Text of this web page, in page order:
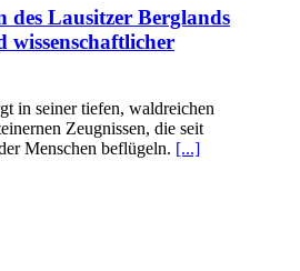
des Lausitzer Berglands
wissenschaftlicher
in seiner tiefen, waldreichen
Zeugnissen, die seit
Menschen beflügeln. [...]